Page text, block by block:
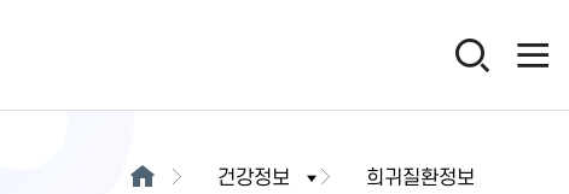
건강정보 희귀질환정보